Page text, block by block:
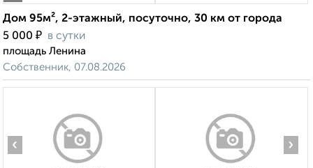
Дом 95м², 2-этажный, посуточно, 30 км от города
5 000 ₽ в сутки
площадь Ленина
Собственник, 07.08.2026
‹ ›